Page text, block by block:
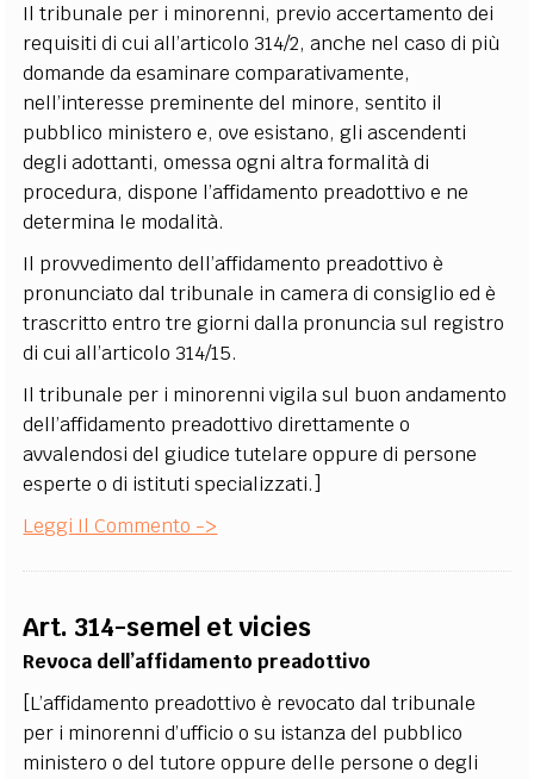
Il tribunale per i minorenni, previo accertamento dei
requisiti di cui all’articolo 314/2, anche nel caso di più
domande da esaminare comparativamente,
nell’interesse preminente del minore, sentito il
pubblico ministero e, ove esistano, gli ascendenti
degli adottanti, omessa ogni altra formalità di
procedura, dispone l’affidamento preadottivo e ne
determina le modalità.
Il provvedimento dell’affidamento preadottivo è
pronunciato dal tribunale in camera di consiglio ed è
trascritto entro tre giorni dalla pronuncia sul registro
di cui all’articolo 314/15.
Il tribunale per i minorenni vigila sul buon andamento
dell’affidamento preadottivo direttamente o
avvalendosi del giudice tutelare oppure di persone
esperte o di istituti specializzati.]
Leggi Il Commento ->
Art. 314-semel et vicies
Revoca dell’affidamento preadottivo
[L’affidamento preadottivo è revocato dal tribunale
per i minorenni d’ufficio o su istanza del pubblico
ministero o del tutore oppure delle persone o degli